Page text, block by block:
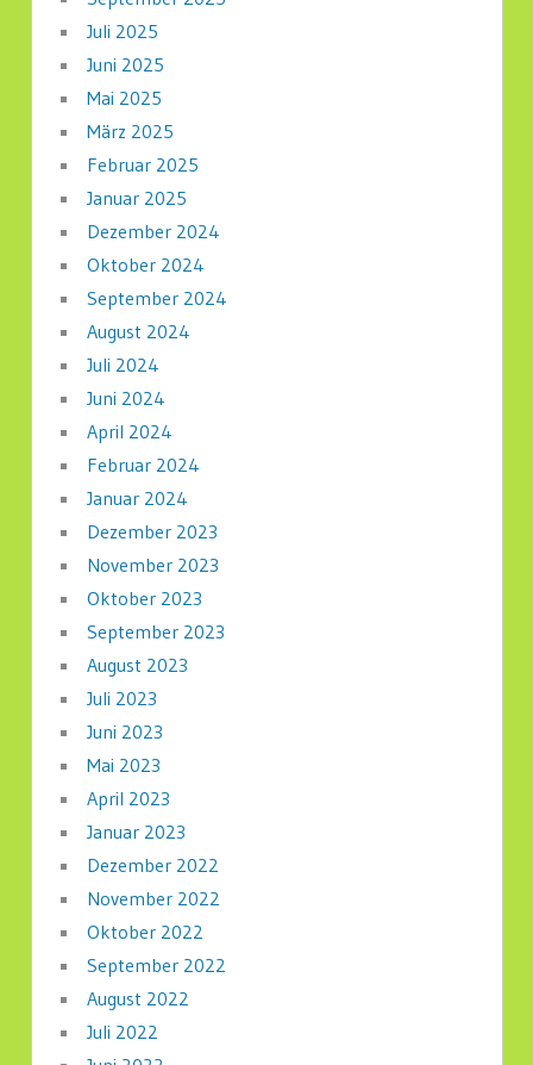
Juli 2025
Juni 2025
Mai 2025
März 2025
Februar 2025
Januar 2025
Dezember 2024
Oktober 2024
September 2024
August 2024
Juli 2024
Juni 2024
April 2024
Februar 2024
Januar 2024
Dezember 2023
November 2023
Oktober 2023
September 2023
August 2023
Juli 2023
Juni 2023
Mai 2023
April 2023
Januar 2023
Dezember 2022
November 2022
Oktober 2022
September 2022
August 2022
Juli 2022